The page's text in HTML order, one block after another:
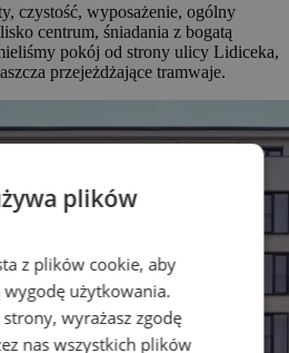
czystość, wyposażenie, ogólny
centrum, śniadania z bogatą
pokój od strony ulicy Lidiceka,
przejeżdżające tramwaje.
plików
z plików cookie, aby
wygodę użytkowania.
wyrażasz zgodę
nas wszystkich plików